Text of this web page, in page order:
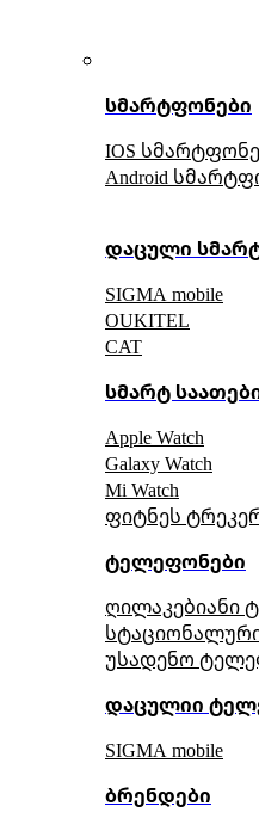
სმარტფონები
IOS
Android
დაცული
SIGMA mobile
OUKITEL
CAT
სმარტ
Apple Watch
Galaxy Watch
Mi Watch
ფიტნეს
ტელეფონები
ღილაკებიანი
უსადენო
დაცულიი
SIGMA mobile
ბრენდები